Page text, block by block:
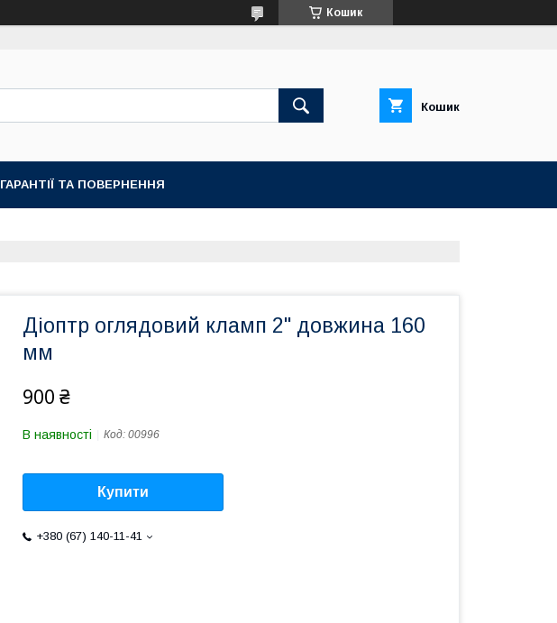
Кошик
Кошик
ГАРАНТІЇ ТА ПОВЕРНЕННЯ
Діоптр оглядовий кламп 2" довжина 160
мм
900 ₴
В наявності Код: 00996
Купити
+380 (67) 140-11-41